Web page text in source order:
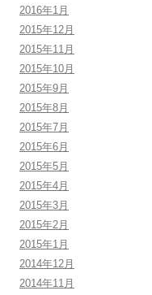
2016年1月
2015年12月
2015年11月
2015年10月
2015年9月
2015年8月
2015年7月
2015年6月
2015年5月
2015年4月
2015年3月
2015年2月
2015年1月
2014年12月
2014年11月